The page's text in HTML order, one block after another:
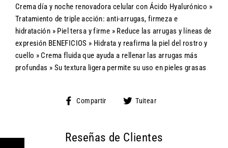
Crema día y noche renovadora celular con Ácido Hyalurónico »
Tratamiento de triple acción: anti-arrugas, firmeza e
hidratación » Piel tersa y firme » Reduce las arrugas y líneas de
expresión BENEFICIOS » Hidrata y reafirma la piel del rostro y
cuello » Crema fluida que ayuda a rellenar las arrugas más
profundas » Su textura ligera permite su uso en pieles grasas
Compartir
CompartirTuitear
Reseñas de Clientes